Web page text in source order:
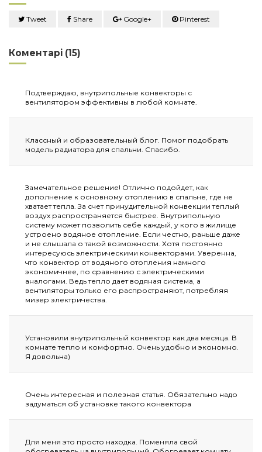
Tweet Share Google+ Pinterest
Коментарі (15)
Подтверждаю, внутрипольные конвекторы с
вентилятором эффективны в любой комнате.
Классный и образовательный блог. Помог подобрать
модель радиатора для спальни. Спасибо.
Замечательное решение! Отлично подойдет, как
дополнение к основному отоплению в спальне, где не
хватает тепла. За счет принудительной конвекции теплый
воздух распространяется быстрее. Внутрипольную
систему может позволить себе каждый, у кого в жилище
устроено водяное отопление. Если честно, раньше даже
и не слышала о такой возможности. Хотя постоянно
интересуюсь электрическими конвекторами. Уверенна,
что конвектор от водяного отопления намного
экономичнее, по сравнению с электрическими
аналогами. Ведь тепло дает водяная система, а
вентиляторы только его распространяют, потребляя
мизер электричества.
Установили внутрипольный конвектор как два месяца. В
комнате тепло и комфортно. Очень удобно и экономно.
Я довольна)
Очень интересная и полезная статья. Обязательно надо
задуматься об установке такого конвектора
Для меня это просто находка. Поменяла свой